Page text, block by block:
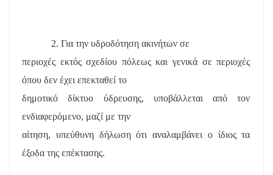
2. Για την υδροδότηση ακινήτων σε
περιοχές εκτός σχεδίου πόλεως και γενικά σε περιοχές
όπου δεν έχει επεκταθεί το
δημοτικό δίκτυο ύδρευσης, υποβάλλεται από τον
ενδιαφερόμενο, μαζί με την
αίτηση, υπεύθυνη δήλωση ότι αναλαμβάνει ο ίδιος τα
έξοδα της επέκτασης.